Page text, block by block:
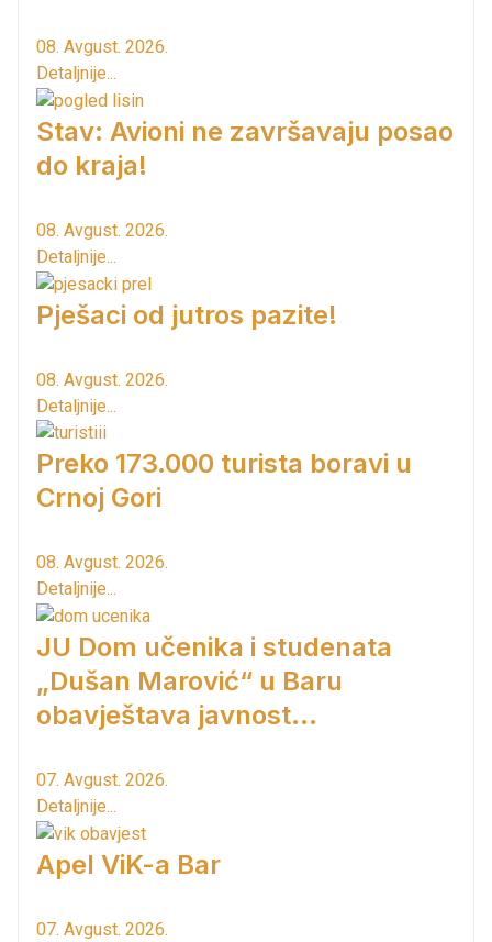
08. Avgust. 2026.
Detaljnije...
Stav: Avioni ne završavaju posao
do kraja!
08. Avgust. 2026.
Detaljnije...
Pješaci od jutros pazite!
08. Avgust. 2026.
Detaljnije...
Preko 173.000 turista boravi u
Crnoj Gori
08. Avgust. 2026.
Detaljnije...
JU Dom učenika i studenata
„Dušan Marović“ u Baru
obavještava javnost...
07. Avgust. 2026.
Detaljnije...
Apel ViK-a Bar
07. Avgust. 2026.